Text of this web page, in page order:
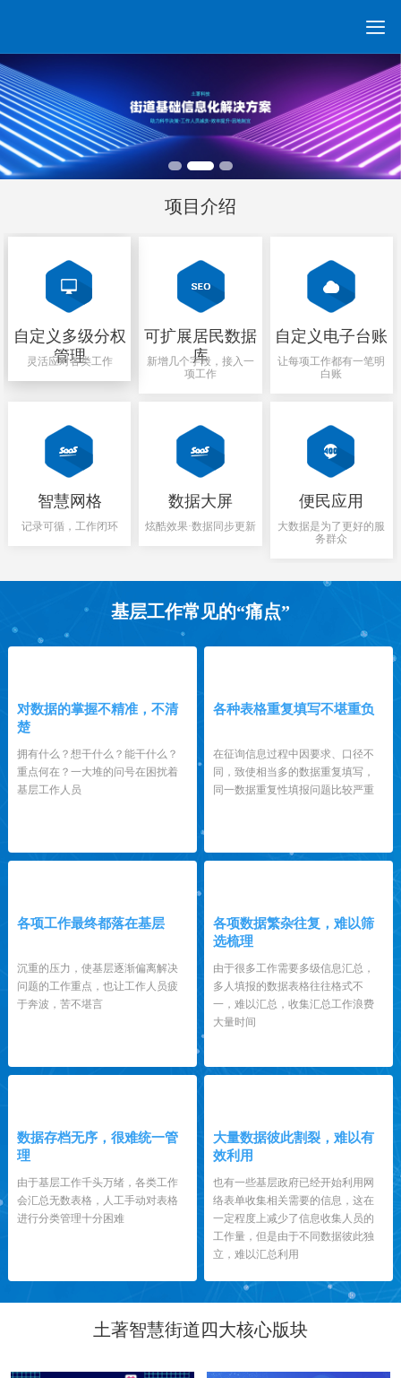

项目介绍
自定义多级分权
管理
灵活应对各类工作
可扩展居民数据
库
新增几个字段，接入一
项工作
自定义电子台账
让每项工作都有一笔明
白账
智慧网格
记录可循，工作闭环
数据大屏
炫酷效果·数据同步更新
便民应用
大数据是为了更好的服
务群众
基层工作常见的“痛点”
对数据的掌握不精准，不清
楚
拥有什么？想干什么？能干什么？
重点何在？一大堆的问号在困扰着
基层工作人员
各种表格重复填写不堪重负
在征询信息过程中因要求、口径不
同，致使相当多的数据重复填写，
同一数据重复性填报问题比较严重
各项工作最终都落在基层
沉重的压力，使基层逐渐偏离解决
问题的工作重点，也让工作人员疲
于奔波，苦不堪言
各项数据繁杂往复，难以筛
选梳理
由于很多工作需要多级信息汇总，
多人填报的数据表格往往格式不
一，难以汇总，收集汇总工作浪费
大量时间
数据存档无序，很难统一管
理
由于基层工作千头万绪，各类工作
会汇总无数表格，人工手动对表格
进行分类管理十分困难
大量数据彼此割裂，难以有
效利用
也有一些基层政府已经开始利用网
络表单收集相关需要的信息，这在
一定程度上减少了信息收集人员的
工作量，但是由于不同数据彼此独
立，难以汇总利用
土著智慧街道四大核心版块